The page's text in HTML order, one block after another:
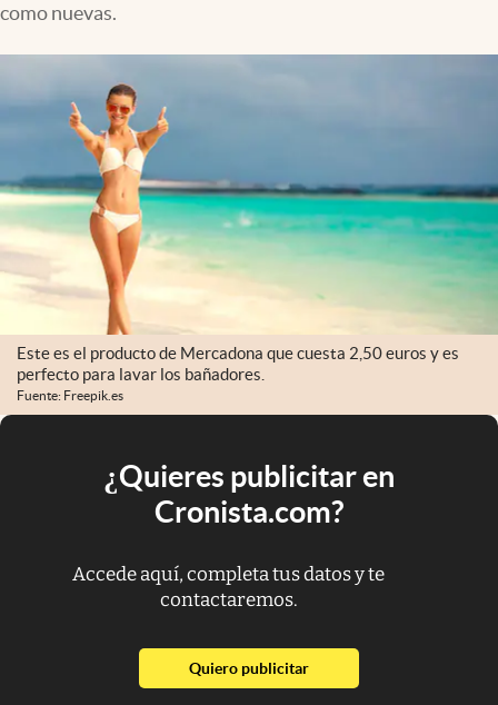
como nuevas.
Este es el producto de Mercadona que cuesta 2,50 euros y es
perfecto para lavar los bañadores.
Fuente: Freepik.es
¿Quieres publicitar en
Cronista.com?
Accede aquí, completa tus datos y te
contactaremos.
Quiero publicitarabre en nueva pestaña